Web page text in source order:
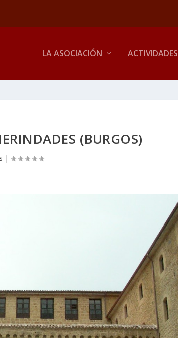
LA ASOCIACIÓN ACTIVIDADES
(BURGOS)
|